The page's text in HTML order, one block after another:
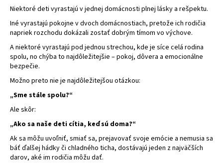
Niektoré deti vyrastajú v jednej domácnosti plnej lásky a rešpektu.
Iné vyrastajú pokojne v dvoch domácnostiach, pretože ich rodičia
napriek rozchodu dokázali zostať dobrým tímom vo výchove.
A niektoré vyrastajú pod jednou strechou, kde je síce celá rodina
spolu, no chýba to najdôležitejšie – pokoj, dôvera a emocionálne
bezpečie.
Možno preto nie je najdôležitejšou otázkou:
„Sme stále spolu?“
Ale skôr:
„Ako sa naše deti cítia, keď sú doma?“
Ak sa môžu uvoľniť, smiať sa, prejavovať svoje emócie a nemusia sa
báť ďalšej hádky či chladného ticha, dostávajú jeden z najväčších
darov, aké im rodičia môžu dať.